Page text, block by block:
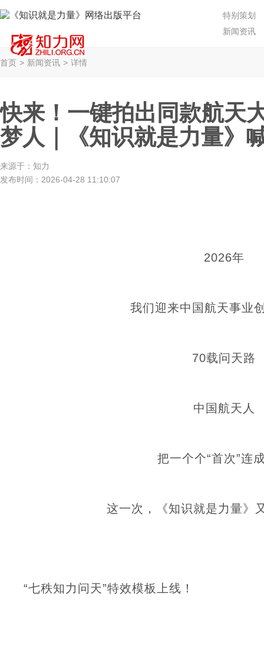
特别策划
新闻资讯
首页 > 新闻资讯 > 详情
快来！一键拍出同款航天
梦人｜《知识就是力量》
来源于： 知力
发布时间： 2026-04-28 11:10:07
2026年
我们迎来中国航天事业
70载问天路
中国航天人
把一个个“首次”连
这一次，《知识就是力量》
“七秩知力问天”特效模板上线！